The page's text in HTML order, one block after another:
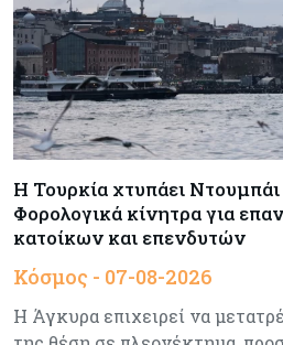
Τσολάκη:
καθημερινότητας
συγκοινωνιών
Ενέργεια
Δαμιανός για GSI:
Meridiam - Σειρά έχει
Crypto
Γιατί το Bitcoin
Η Τουρκία χτυπάει
Φορολογικά κίνητρα για
κατοίκων και επενδυτών
Κόσμος - 07-08-2026
Η Άγκυρα επιχειρεί να